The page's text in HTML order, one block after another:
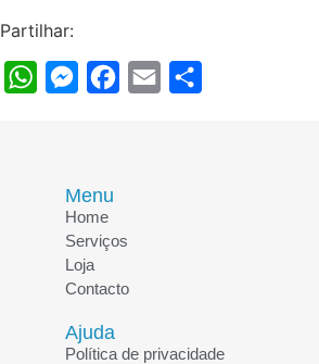
Partilhar:
WhatsAppMessengerFacebook
Email
Menu
Home
Serviços
Loja
Contacto
Ajuda
Política de privacidade